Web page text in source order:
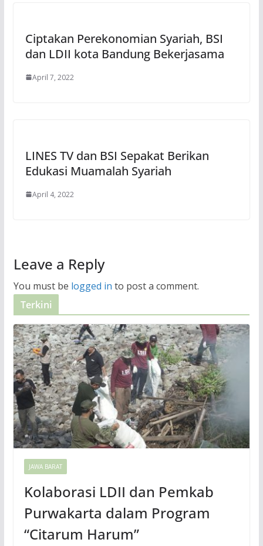
Ciptakan Perekonomian Syariah, BSI
dan LDII kota Bandung Bekerjasama
April 7, 2022
LINES TV dan BSI Sepakat Berikan
Edukasi Muamalah Syariah
April 4, 2022
Leave a Reply
You must be logged in to post a comment.
Terkini
JAWA BARAT
Kolaborasi LDII dan Pemkab
Purwakarta dalam Program
“Citarum Harum”